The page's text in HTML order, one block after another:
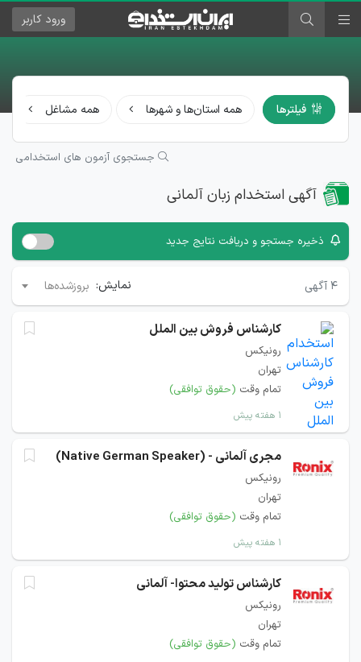
ورود کاربر
فیلترها همه استان‌ها و شهرها همه مشاغل
جستجوی آزمون های استخدامی
آگهی استخدام زبان آلمانی
ذخیره جستجو و دریافت نتایج جدید
۴ آگهی نمایش: بروزشده‌ها
کارشناس فروش بین الملل
رونیکس
تهران
تمام وقت (حقوق توافقی)
۱ هفته پیش
مجری آلمانی - (Native German Speaker)
رونیکس
تهران
تمام وقت (حقوق توافقی)
۱ هفته پیش
کارشناس تولید محتوا- آلمانی
رونیکس
تهران
تمام وقت (حقوق توافقی)